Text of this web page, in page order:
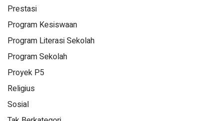
Prestasi
Program Kesiswaan
Program Literasi Sekolah
Program Sekolah
Proyek P5
Religius
Sosial